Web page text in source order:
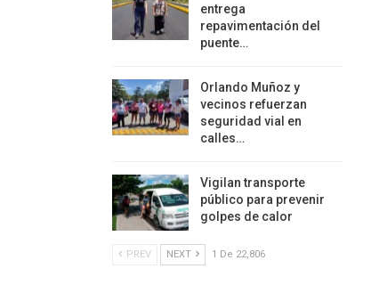
entrega
repavimentación del
puente…
Orlando Muñoz y
vecinos refuerzan
seguridad vial en
calles…
Vigilan transporte
público para prevenir
golpes de calor
PREV NEXT 1 De 22,806